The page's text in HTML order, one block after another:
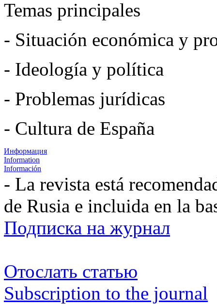
Temas principales
- Situación económica y
- Ideología y política
- Problemas jurídicas
- Cultura de España
Информация
Information
Información
- La revista está
de Rusia e incluida en la
Подписка на журнал
Отослать статью
Subscription to the journal